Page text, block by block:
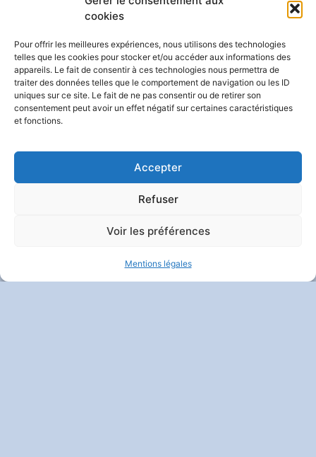
cookies
Pour offrir les meilleures expériences, nous utilisons des technologies
telles que les cookies pour stocker et/ou accéder aux informations des
appareils. Le fait de consentir à ces technologies nous permettra de
traiter des données telles que le comportement de navigation ou les ID
uniques sur ce site. Le fait de ne pas consentir ou de retirer son
consentement peut avoir un effet négatif sur certaines caractéristiques
et fonctions.
Accepter
Refuser
Voir les préférences
Mentions légales
SUIVEZ-NOUS
Et Vie Privée| Crédits :Codixis